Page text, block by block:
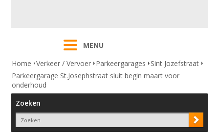
MENU
Home Verkeer / Vervoer Parkeergarages
Sint Jozefstraat
Parkeergarage St.Josephstraat sluit begin maart voor
onderhoud
Zoeken